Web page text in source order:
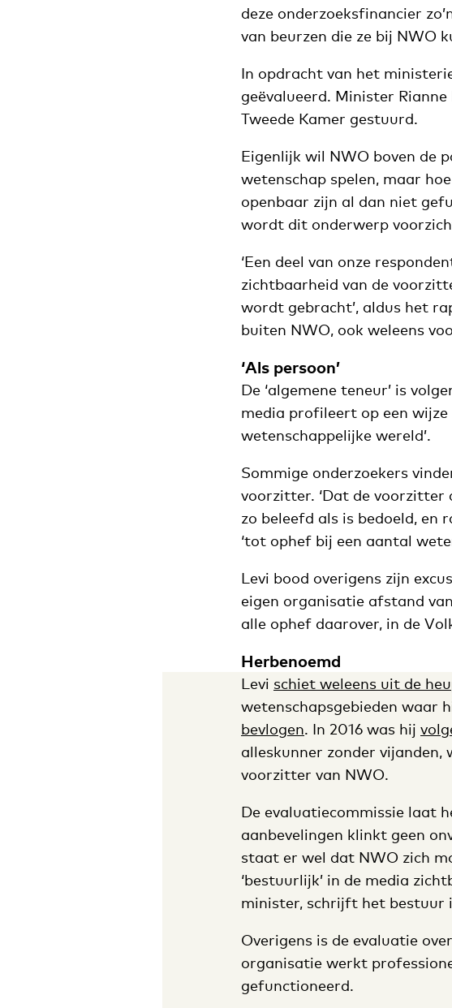
deze onderzoeksfinancier
van beurzen die ze bij NWO
In opdracht van het
geëvalueerd. Minister
Tweede Kamer gestuurd.
Eigenlijk wil NWO boven de
wetenschap spelen, maar
openbaar zijn al dan niet
wordt dit onderwerp
‘Een deel van onze
zichtbaarheid van de
wordt gebracht’, aldus het
buiten NWO, ook weleens
‘Als persoon’
De ‘algemene teneur’ is
media profileert op een
wetenschappelijke wereld’.
Sommige onderzoekers
voorzitter. ‘Dat de voorzitter
zo beleefd als is bedoeld, en
‘tot ophef bij een aantal
Levi bood overigens zijn
eigen organisatie afstand
alle ophef daarover, in de
Herbenoemd
Levi schiet weleens uit de
wetenschapsgebieden waar
bevlogen. In 2016 was hij
alleskunner zonder vijanden,
voorzitter van NWO.
De evaluatiecommissie laat
aanbevelingen klinkt geen
staat er wel dat NWO zich
‘bestuurlijk’ in de media
minister, schrijft het bestuur
Overigens is de evaluatie
organisatie werkt
gefunctioneerd.